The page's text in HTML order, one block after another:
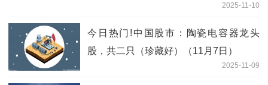
2025-11-10
今日热门!中国股市：陶瓷电容器龙头
股，共二只（珍藏好）（11月7日）
2025-11-09